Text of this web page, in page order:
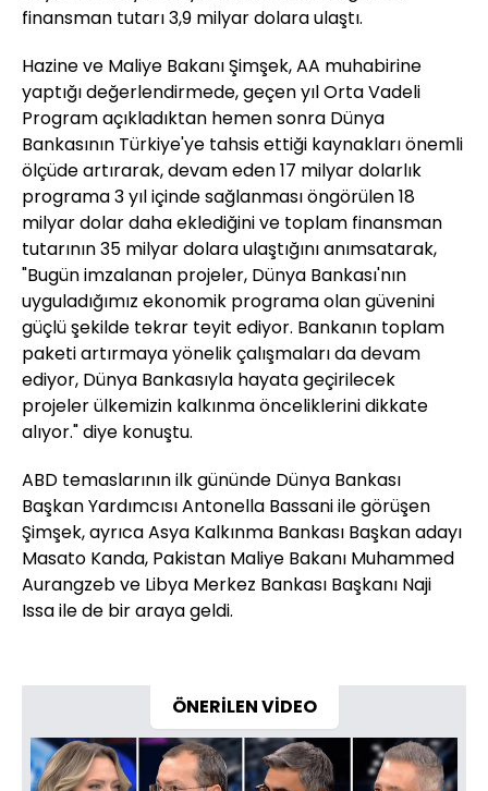
finansman tutarı 3,9 milyar dolara ulaştı.
Hazine ve Maliye Bakanı Şimşek, AA muhabirine
yaptığı değerlendirmede, geçen yıl Orta Vadeli
Program açıkladıktan hemen sonra Dünya
Bankasının Türkiye'ye tahsis ettiği kaynakları önemli
ölçüde artırarak, devam eden 17 milyar dolarlık
programa 3 yıl içinde sağlanması öngörülen 18
milyar dolar daha eklediğini ve toplam finansman
tutarının 35 milyar dolara ulaştığını anımsatarak,
"Bugün imzalanan projeler, Dünya Bankası'nın
uyguladığımız ekonomik programa olan güvenini
güçlü şekilde tekrar teyit ediyor. Bankanın toplam
paketi artırmaya yönelik çalışmaları da devam
ediyor, Dünya Bankasıyla hayata geçirilecek
projeler ülkemizin kalkınma önceliklerini dikkate
alıyor." diye konuştu.
ABD temaslarının ilk gününde Dünya Bankası
Başkan Yardımcısı Antonella Bassani ile görüşen
Şimşek, ayrıca Asya Kalkınma Bankası Başkan adayı
Masato Kanda, Pakistan Maliye Bakanı Muhammed
Aurangzeb ve Libya Merkez Bankası Başkanı Naji
Issa ile de bir araya geldi.
ÖNERİLEN VİDEO